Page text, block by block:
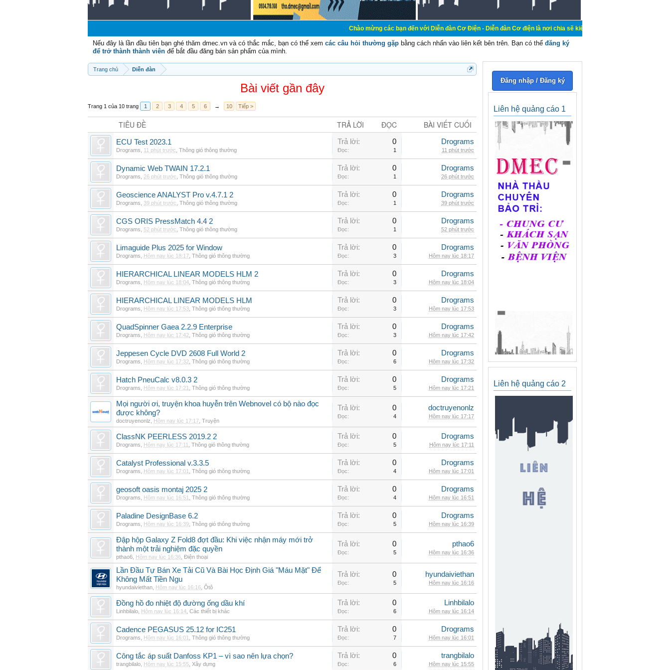
Chào mừng các bạn đến với Diễn đàn Cơ Điện - Diễn đàn Cơ điện là nơi chia sẽ kiến thức kinh nghiệm trong lãnh vực
Nếu đây là lần đầu tiên bạn ghé thăm dmec.vn và có thắc mắc, bạn có thể xem các câu hỏi thường gặp bằng cách nhấn vào liên kết bên trên. Bạn có thể đăng ký
để trở thành thành viên để bắt đầu đăng bán sản phẩm của mình.
Trang chủ Diễn đàn
Bài viết gần đây
Trang 1 của 10 trang 1 2 3 4 5 6 → 10 Tiếp >
TIÊU ĐỀ TRẢ LỜI ĐỌC BÀI VIẾT CUỐI
ECU Test 2023.1
Drograms 11 phút trước Thông gió thông thường
Trả lời: 0
Đọc: 1
Drograms
11 phút trước
Dynamic Web TWAIN 17.2.1
Drograms 26 phút trước Thông gió thông thường
Trả lời: 0
Đọc: 1
Drograms
26 phút trước
Geoscience ANALYST Pro v.4.7.1 2
Drograms 39 phút trước Thông gió thông thường
Trả lời: 0
Đọc: 1
Drograms
39 phút trước
CGS ORIS PressMatch 4.4 2
Drograms 52 phút trước Thông gió thông thường
Trả lời: 0
Đọc: 1
Drograms
52 phút trước
Limaguide Plus 2025 for Window
Drograms Hôm nay lúc 18:17 Thông gió thông thường
Trả lời: 0
Đọc: 3
Drograms
Hôm nay lúc 18:17
HIERARCHICAL LINEAR MODELS HLM 2
Drograms Hôm nay lúc 18:04 Thông gió thông thường
Trả lời: 0
Đọc: 3
Drograms
Hôm nay lúc 18:04
HIERARCHICAL LINEAR MODELS HLM
Drograms Hôm nay lúc 17:53 Thông gió thông thường
Trả lời: 0
Đọc: 3
Drograms
Hôm nay lúc 17:53
QuadSpinner Gaea 2.2.9 Enterprise
Drograms Hôm nay lúc 17:42 Thông gió thông thường
Trả lời: 0
Đọc: 3
Drograms
Hôm nay lúc 17:42
Jeppesen Cycle DVD 2608 Full World 2
Drograms Hôm nay lúc 17:32 Thông gió thông thường
Trả lời: 0
Đọc: 6
Drograms
Hôm nay lúc 17:32
Hatch PneuCalc v8.0.3 2
Drograms Hôm nay lúc 17:21 Thông gió thông thường
Trả lời: 0
Đọc: 5
Drograms
Hôm nay lúc 17:21
Mọi người ơi, truyện khoa huyễn trên Webnovel có bộ nào đọc
được không?
doctruyenonlz Hôm nay lúc 17:17 Truyện
Trả lời: 0
Đọc: 4
doctruyenonlz
Hôm nay lúc 17:17
ClassNK PEERLESS 2019.2 2
Drograms Hôm nay lúc 17:11 Thông gió thông thường
Trả lời: 0
Đọc: 5
Drograms
Hôm nay lúc 17:11
Catalyst Professional v.3.3.5
Drograms Hôm nay lúc 17:01 Thông gió thông thường
Trả lời: 0
Đọc: 4
Drograms
Hôm nay lúc 17:01
geosoft oasis montaj 2025 2
Drograms Hôm nay lúc 16:51 Thông gió thông thường
Trả lời: 0
Đọc: 4
Drograms
Hôm nay lúc 16:51
Paladine DesignBase 6.2
Drograms Hôm nay lúc 16:39 Thông gió thông thường
Trả lời: 0
Đọc: 5
Drograms
Hôm nay lúc 16:39
Đập hộp Galaxy Z Fold8 đợt đầu: Khi việc nhận máy mới trở
thành một trải nghiệm đặc quyền
pthao6 Hôm nay lúc 16:36 Điện thoại
Trả lời: 0
Đọc: 5
pthao6
Hôm nay lúc 16:36
Lần Đầu Tự Bán Xe Tải Cũ Và Bài Học Định Giá "Máu Mặt" Để
Không Mất Tiền Ngu
hyundaiviethan Hôm nay lúc 16:16 Ôtô
Trả lời: 0
Đọc: 5
hyundaiviethan
Hôm nay lúc 16:16
Đồng hồ đo nhiệt độ đường ống dầu khí
Linhbilalo Hôm nay lúc 16:14 Các thiết bị khác
Trả lời: 0
Đọc: 6
Linhbilalo
Hôm nay lúc 16:14
Cadence PEGASUS 25.12 for IC251
Drograms Hôm nay lúc 16:01 Thông gió thông thường
Trả lời: 0
Đọc: 7
Drograms
Hôm nay lúc 16:01
Công tắc áp suất Danfoss KP1 – vì sao nên lựa chọn?
trangbilalo Hôm nay lúc 15:55 Xây dựng
Trả lời: 0
Đọc: 6
trangbilalo
Hôm nay lúc 15:55
Đăng nhập / Đăng ký
Liên hệ quảng cáo 1
Liên hệ quảng cáo 2